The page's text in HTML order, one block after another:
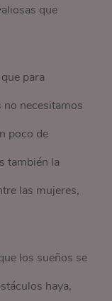
que
para
necesitamos
poco de
también la
las mujeres,
los sueños se
haya,